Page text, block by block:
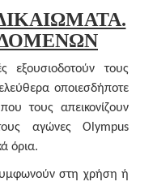
εξουσιοδοτούν τους
οποιεσδήποτε
τους απεικονίζουν
αγώνες Olympus
όρια.
στη χρήση ή